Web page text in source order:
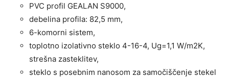
PVC profil GEALAN S9000,
debelina profila: 82,5 mm,
6-komorni sistem,
toplotno izolativno steklo 4-16-4, Ug=1,1 W/m2K,
strešna zasteklitev,
steklo s posebnim nanosom za samočiščenje stekel